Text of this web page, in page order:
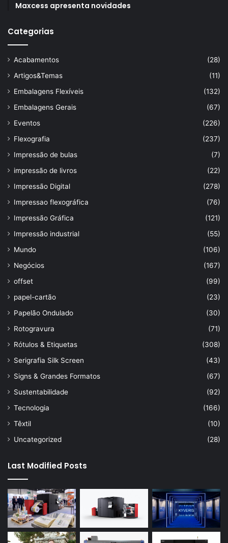
Maxcess apresenta novidades
Categorias
Acabamentos
(28)
Artigos&Temas
(11)
Embalagens Flexíveis
(132)
Embalagens Gerais
(67)
Eventos
(226)
Flexografia
(237)
Impressão de bulas
(7)
impressão de livros
(22)
Impressão Digital
(278)
Impressao flexográfica
(76)
Impressão Gráfica
(121)
Impressão industrial
(55)
Mundo
(106)
Negócios
(167)
offset
(99)
papel-cartão
(23)
Papelão Ondulado
(30)
Rotogravura
(71)
Rótulos & Etiquetas
(308)
Serigrafia Silk Screen
(43)
Signs & Grandes Formatos
(67)
Sustentabilidade
(92)
Tecnologia
(166)
Têxtil
(10)
Uncategorized
(28)
Last Modified Posts